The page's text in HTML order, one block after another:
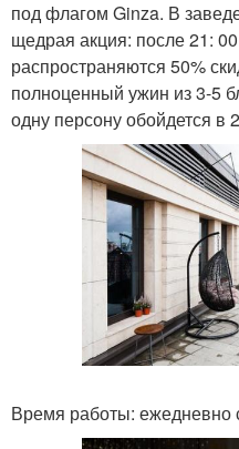
под флагом Ginza. В
щедрая акция: после 21:
распространяются 50%
полноценный ужин из 3-5
одну персону обойдется в
Время работы: ежедневно